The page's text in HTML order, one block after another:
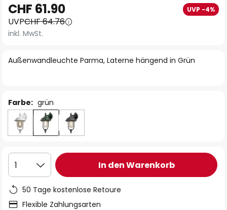
Anfang
der
Bildgalerie
Außenwandleuchte Parma, Laterne hängend in Grün
CHF 61.90 UVP -4%
UVPCHF 64.76
inkl. MwSt.
Farbe: grün
1 In den Warenkorb
50 Tage kostenlose Retoure
Flexible Zahlungsarten